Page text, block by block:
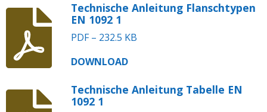
Technische Anleitung Flanschtypen
EN 1092 1
PDF – 232.5 KB
DOWNLOAD
Technische Anleitung Tabelle EN
1092 1